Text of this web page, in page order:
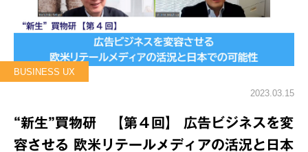
BUSINESS UX
2023.03.15
“新生”買物研 【第４回】 広告ビジネスを変
容させる 欧米リテールメディアの活況と日本